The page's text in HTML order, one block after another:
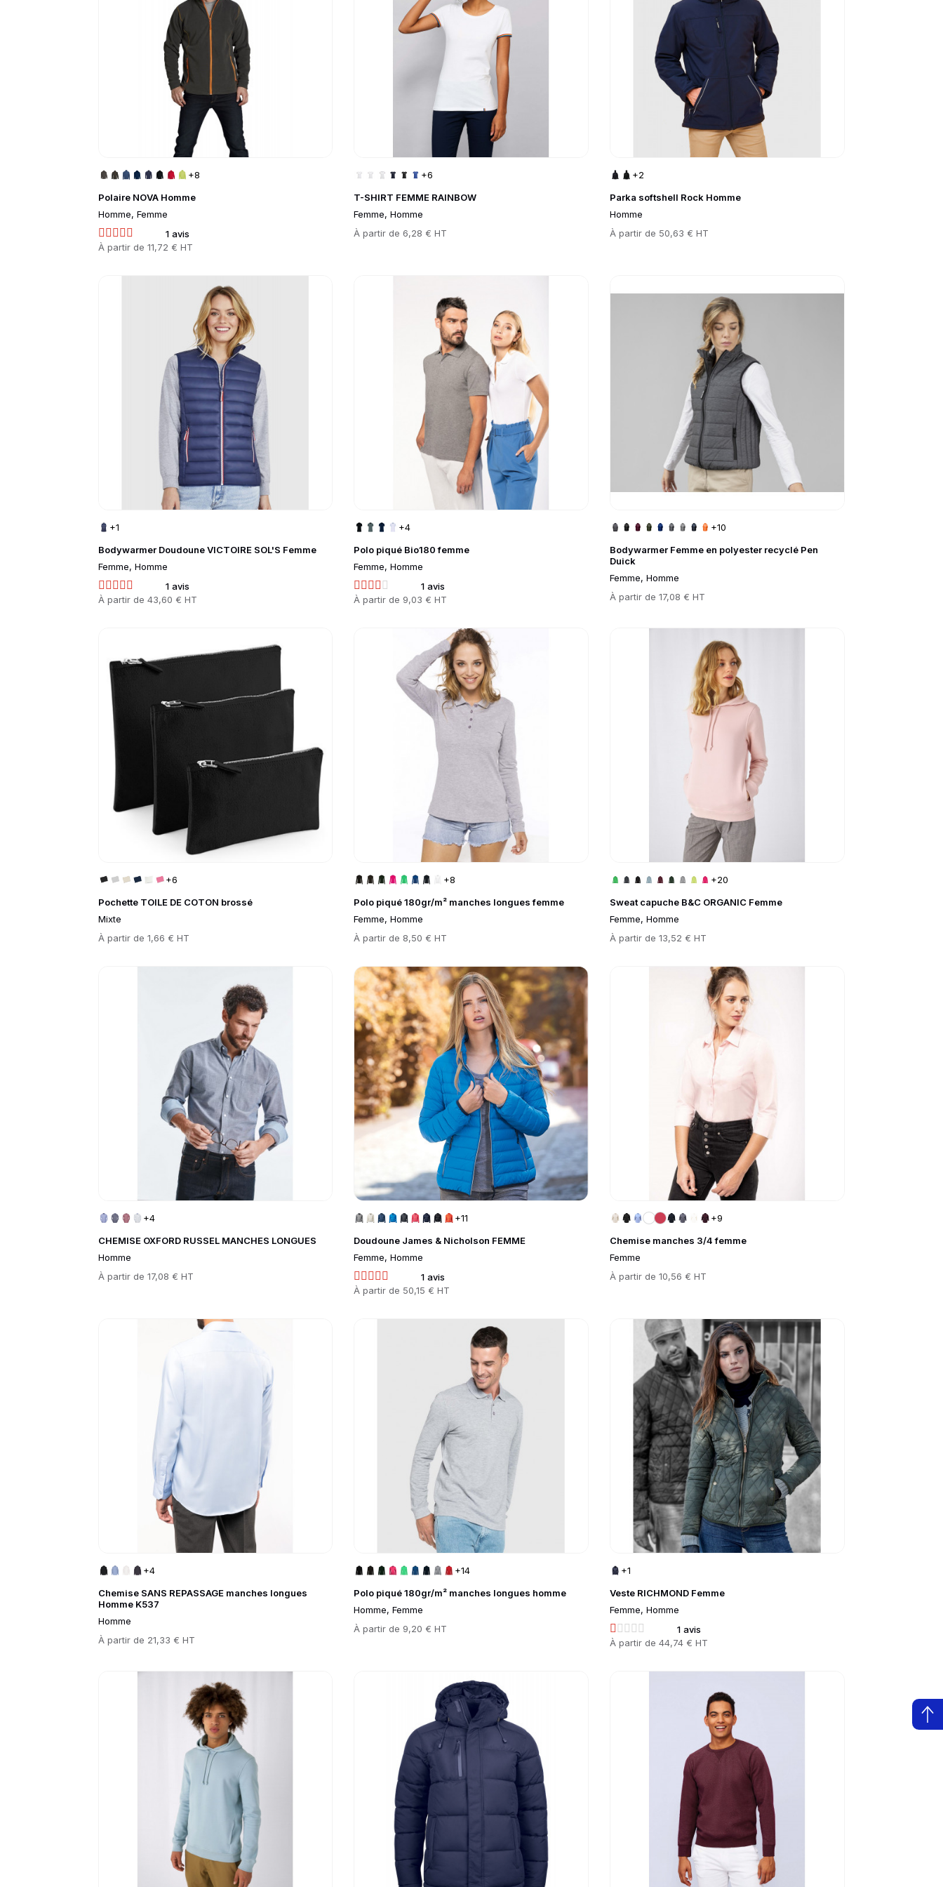
Polaire NOVA Homme
Homme, Femme
1 avis
Prix
À partir de 11,72 € HT
+8
T-SHIRT FEMME RAINBOW
Femme, Homme
Prix
À partir de 6,28 € HT
+6
Parka softshell Rock Homme
Homme
Prix
À partir de 50,63 € HT
+2
Bodywarmer Doudoune VICTOIRE SOL'S Femme
Femme, Homme
1 avis
Prix
À partir de 43,60 € HT
+1
Polo piqué Bio180 femme
Femme, Homme
1 avis
Prix
À partir de 9,03 € HT
+4
Bodywarmer Femme en polyester recyclé Pen
Duick
Femme, Homme
Prix
À partir de17,08 € HT
+10
Pochette TOILE DE COTON brossé
Mixte
Prix
À partir de 1,66 € HT
+6
Polo piqué 180gr/m² manches longues femme
Femme, Homme
Prix
À partir de 8,50 € HT
+8
Go to product page
Sweat capuche B&C ORGANIC Femme
Femme, Homme
Prix
À partir de13,52 € HT
+20
CHEMISE OXFORD RUSSEL MANCHES LONGUES
Homme
Prix
À partir de 17,08 € HT
+4
Doudoune James & Nicholson FEMME
Femme, Homme
1 avis
Prix
À partir de 50,15 € HT
+11
Go to product page
Chemise manches 3/4 femme
Femme
Prix
À partir de10,56 € HT
+9
Go to product page
Chemise SANS REPASSAGE manches longues
Homme K537
Homme
Prix
À partir de 21,33 € HT
+4
Go to product page
Polo piqué 180gr/m² manches longues homme
Homme, Femme
Prix
À partir de 9,20 € HT
+14
Veste RICHMOND Femme
Femme, Homme
1 avis
Prix
À partir de44,74 € HT
+1
Go to product page
Go to product page